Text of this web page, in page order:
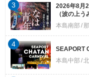
2026年8月
（波の上う
本島南部
3
SEAPORT
本島中部
4